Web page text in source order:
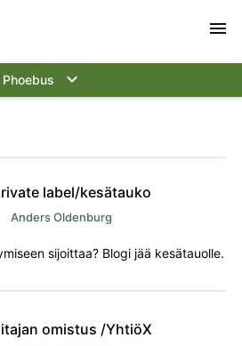
menu
Phoebus keyboard_arrow_down
label/kesätauko
Anders Oldenburg
sijoittaa? Blogi jää kesätauolle.
omistus /YhtiöX